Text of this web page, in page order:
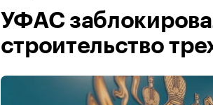
УФАС
строительство